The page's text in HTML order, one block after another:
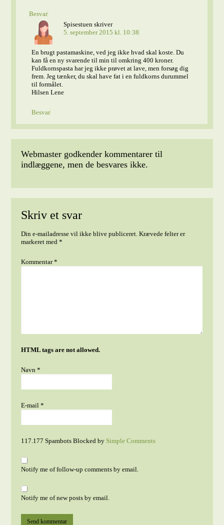
Besvar
Spisestuen skriver
5. september 2015 kl. 10:38
En brugt pastamaskine, ved jeg ikke hvad skal koste. Du
kan få en ny svarende til min til omkring 400 kroner.
Fuldkornspasta har jeg ikke prøvet at lave, men forsøg dig
frem. Jeg tænker, du skal have fat i en fuldkorns durummel
til formålet.
Hilsen Lene
Besvar
Webmaster godkender kommentarer til
indlæggene, men de besvares ikke.
Skriv et svar
Din e-mailadresse vil ikke blive publiceret. Krævede felter er
markeret med*
Kommentar*
HTML tags are not allowed.
Navn*
E-mail*
117.177 Spambots Blocked by Simple Comments
Notify me of follow-up comments by email.
Notify me of new posts by email.